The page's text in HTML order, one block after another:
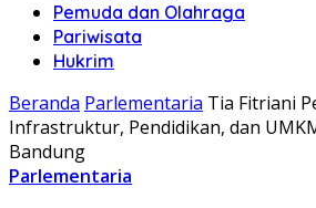
Pemuda dan Olahraga
Pariwisata
Hukrim
Beranda Parlementaria Tia Fitriani
Infrastruktur, Pendidikan, dan
Bandung
Parlementaria